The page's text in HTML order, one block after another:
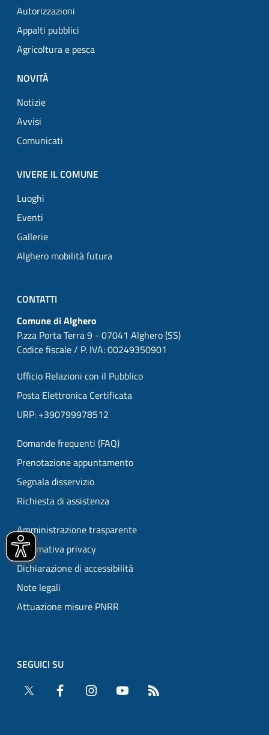
Autorizzazioni
Appalti pubblici
Agricoltura e pesca
NOVITÀ
Notizie
Avvisi
Comunicati
VIVERE IL COMUNE
Luoghi
Eventi
Gallerie
Alghero mobilità futura
CONTATTI
Comune di Alghero
P.zza Porta Terra 9 - 07041 Alghero (SS)
Codice fiscale / P. IVA: 00249350901
Ufficio Relazioni con il Pubblico
Posta Elettronica Certificata
URP: +390799978512
Domande frequenti (FAQ)
Prenotazione appuntamento
Segnala disservizio
Richiesta di assistenza
Amministrazione trasparente
Informativa privacy
Dichiarazione di accessibilità
Note legali
Attuazione misure PNRR
SEGUICI SU
Twitter
Facebook Instagram YouTube